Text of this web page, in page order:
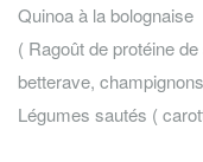
Quinoa à la bolognaise
( Ragoût de protéine
betterave,
Légumes sautés (